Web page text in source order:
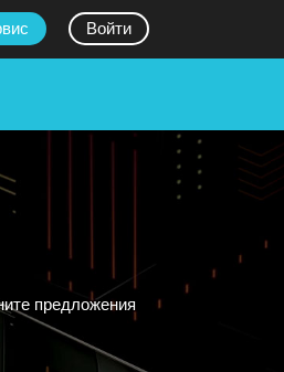
Войти
предложения